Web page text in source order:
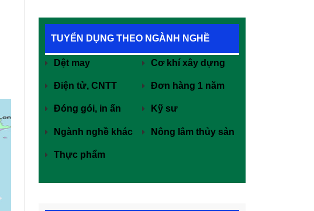
TUYỂN DỤNG THEO NGÀNH NGHỀ
Dệt may Cơ khí xây dựng
Điện tử, CNTT Đơn hàng 1 năm
Đóng gói, in ấn Kỹ sư
Ngành nghề khác Nông lâm thủy sản
Thực phẩm